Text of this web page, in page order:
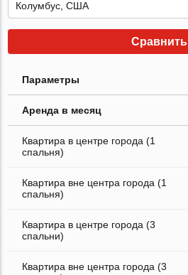
Сравнить
Параметры
Аренда в месяц
Квартира в центре города (1
спальня)
Квартира вне центра города (1
спальня)
Квартира в центре города (3
спальни)
Квартира вне центра города (3